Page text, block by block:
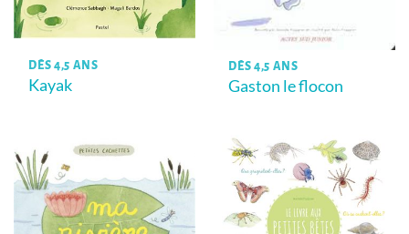
DÈS 4,5 ANS
Kayak
DÈS 4,5 ANS
Gaston le flocon